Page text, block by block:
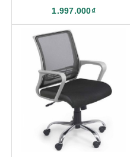
1.997.000₫